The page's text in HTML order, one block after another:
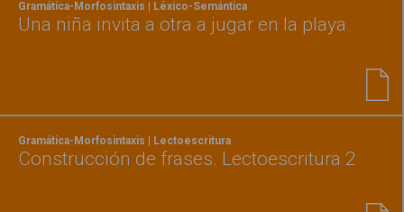
Gramática-Morfosintaxis | Léxico-Semántica
Una niña invita a otra a jugar en la playa
Gramática-Morfosintaxis | Lectoescritura
Construcción de frases. Lectoescritura 2